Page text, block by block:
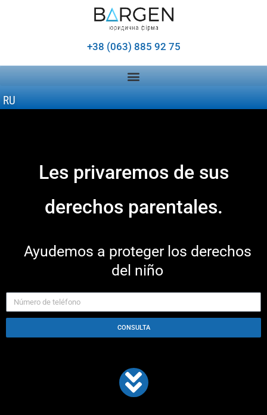
+38 (063) 885 92 75
RU
Les privaremos de sus
derechos parentales.
Ayudemos a proteger los derechos
del niño
CONSULTA